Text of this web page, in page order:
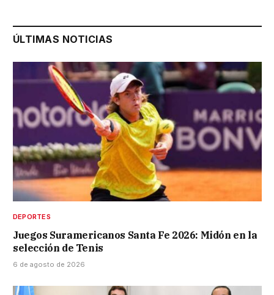
ÚLTIMAS NOTICIAS
DEPORTES
Juegos Suramericanos Santa Fe 2026: Midón en la
selección de Tenis
6 de agosto de 2026